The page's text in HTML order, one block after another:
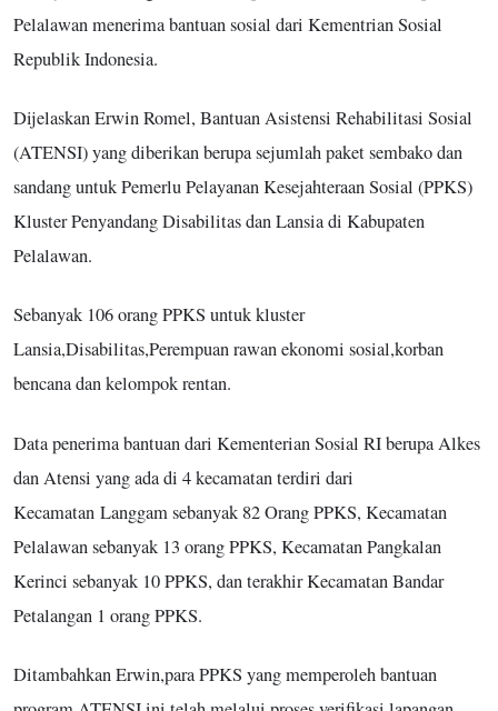
Pelalawan menerima bantuan sosial dari Kementrian Sosial
Republik Indonesia.
Dijelaskan Erwin Romel, Bantuan Asistensi Rehabilitasi Sosial
(ATENSI) yang diberikan berupa sejumlah paket sembako dan
sandang untuk Pemerlu Pelayanan Kesejahteraan Sosial (PPKS)
Kluster Penyandang Disabilitas dan Lansia di Kabupaten
Pelalawan.
Sebanyak 106 orang PPKS untuk kluster
Lansia,Disabilitas,Perempuan rawan ekonomi sosial,korban
bencana dan kelompok rentan.
Data penerima bantuan dari Kementerian Sosial RI berupa Alkes
dan Atensi yang ada di 4 kecamatan terdiri dari
Kecamatan Langgam sebanyak 82 Orang PPKS, Kecamatan
Pelalawan sebanyak 13 orang PPKS, Kecamatan Pangkalan
Kerinci sebanyak 10 PPKS, dan terakhir Kecamatan Bandar
Petalangan 1 orang PPKS.
Ditambahkan Erwin,para PPKS yang memperoleh bantuan